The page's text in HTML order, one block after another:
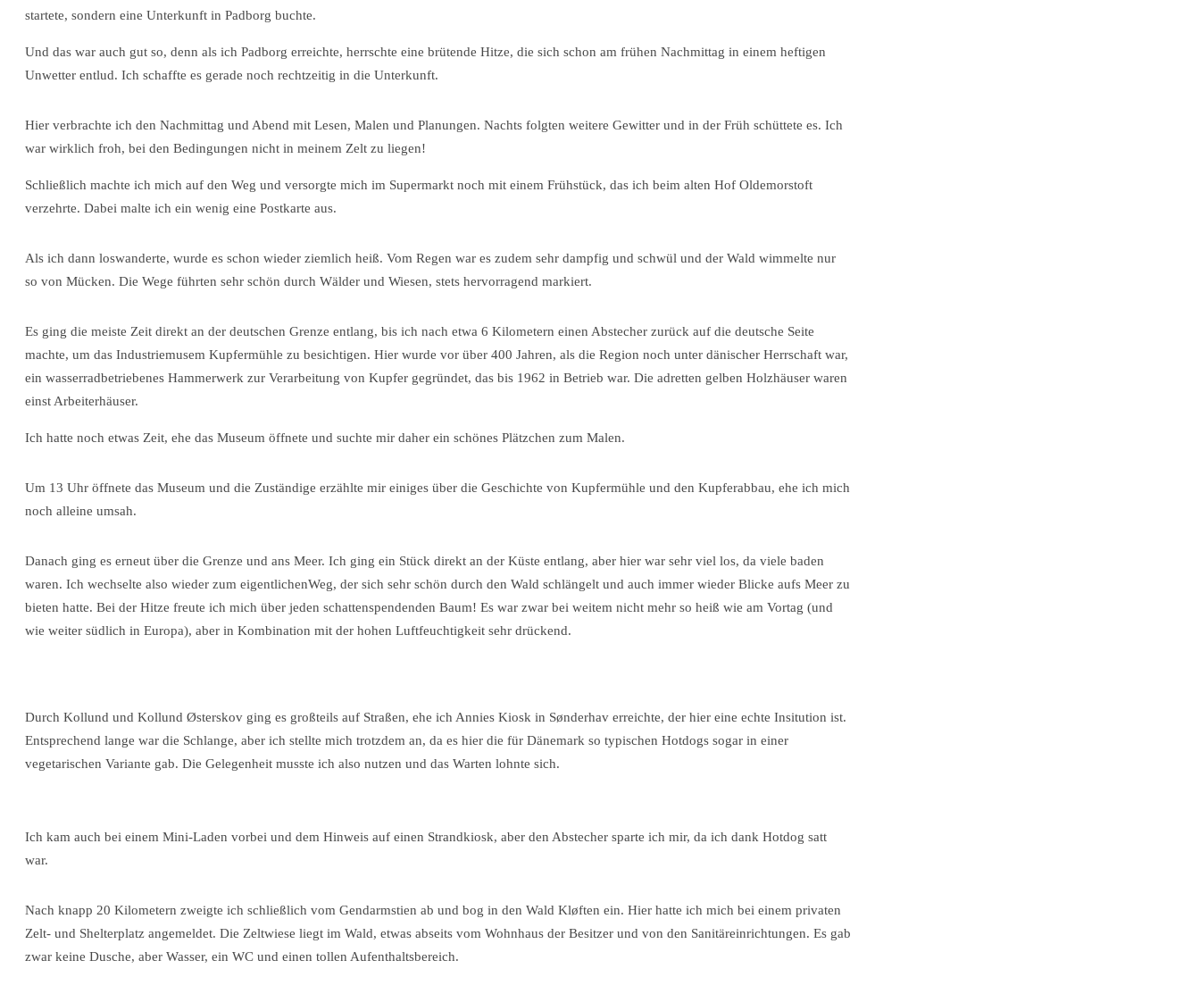
startete, sondern eine Unterkunft in Padborg buchte.
Und das war auch gut so, denn als ich Padborg erreichte, herrschte eine brütende Hitze, die sich schon am frühen Nachmittag in einem heftigen
Unwetter entlud. Ich schaffte es gerade noch rechtzeitig in die Unterkunft.
Hier verbrachte ich den Nachmittag und Abend mit Lesen, Malen und Planungen. Nachts folgten weitere Gewitter und in der Früh schüttete es. Ich
war wirklich froh, bei den Bedingungen nicht in meinem Zelt zu liegen!
Schließlich machte ich mich auf den Weg und versorgte mich im Supermarkt noch mit einem Frühstück, das ich beim alten Hof Oldemorstoft
verzehrte. Dabei malte ich ein wenig eine Postkarte aus.
Als ich dann loswanderte, wurde es schon wieder ziemlich heiß. Vom Regen war es zudem sehr dampfig und schwül und der Wald wimmelte nur
so von Mücken. Die Wege führten sehr schön durch Wälder und Wiesen, stets hervorragend markiert.
Es ging die meiste Zeit direkt an der deutschen Grenze entlang, bis ich nach etwa 6 Kilometern einen Abstecher zurück auf die deutsche Seite
machte, um das Industriemusem Kupfermühle zu besichtigen. Hier wurde vor über 400 Jahren, als die Region noch unter dänischer Herrschaft war,
ein wasserradbetriebenes Hammerwerk zur Verarbeitung von Kupfer gegründet, das bis 1962 in Betrieb war. Die adretten gelben Holzhäuser waren
einst Arbeiterhäuser.
Ich hatte noch etwas Zeit, ehe das Museum öffnete und suchte mir daher ein schönes Plätzchen zum Malen.
Um 13 Uhr öffnete das Museum und die Zuständige erzählte mir einiges über die Geschichte von Kupfermühle und den Kupferabbau, ehe ich mich
noch alleine umsah.
Danach ging es erneut über die Grenze und ans Meer. Ich ging ein Stück direkt an der Küste entlang, aber hier war sehr viel los, da viele baden
waren. Ich wechselte also wieder zum eigentlichenWeg, der sich sehr schön durch den Wald schlängelt und auch immer wieder Blicke aufs Meer zu
bieten hatte. Bei der Hitze freute ich mich über jeden schattenspendenden Baum! Es war zwar bei weitem nicht mehr so heiß wie am Vortag (und
wie weiter südlich in Europa), aber in Kombination mit der hohen Luftfeuchtigkeit sehr drückend.
Durch Kollund und Kollund Østerskov ging es großteils auf Straßen, ehe ich Annies Kiosk in Sønderhav erreichte, der hier eine echte Insitution ist.
Entsprechend lange war die Schlange, aber ich stellte mich trotzdem an, da es hier die für Dänemark so typischen Hotdogs sogar in einer
vegetarischen Variante gab. Die Gelegenheit musste ich also nutzen und das Warten lohnte sich.
Ich kam auch bei einem Mini-Laden vorbei und dem Hinweis auf einen Strandkiosk, aber den Abstecher sparte ich mir, da ich dank Hotdog satt
war.
Nach knapp 20 Kilometern zweigte ich schließlich vom Gendarmstien ab und bog in den Wald Kløften ein. Hier hatte ich mich bei einem privaten
Zelt- und Shelterplatz angemeldet. Die Zeltwiese liegt im Wald, etwas abseits vom Wohnhaus der Besitzer und von den Sanitäreinrichtungen. Es gab
zwar keine Dusche, aber Wasser, ein WC und einen tollen Aufenthaltsbereich.